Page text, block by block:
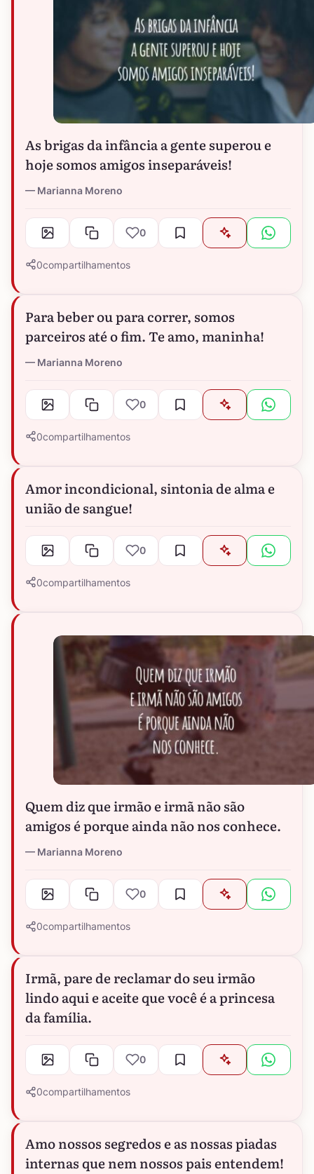
As brigas da infância a gente superou e
hoje somos amigos inseparáveis!
Marianna Moreno
0
0compartilhamentos
Para beber ou para correr, somos
parceiros até o fim. Te amo, maninha!
Marianna Moreno
0
0compartilhamentos
Amor incondicional, sintonia de alma e
união de sangue!
0
0compartilhamentos
Quem diz que irmão e irmã não são
amigos é porque ainda não nos conhece.
Marianna Moreno
0
0compartilhamentos
Irmã, pare de reclamar do seu irmão
lindo aqui e aceite que você é a princesa
da família.
0
0compartilhamentos
Amo nossos segredos e as nossas piadas
internas que nem nossos pais entendem!